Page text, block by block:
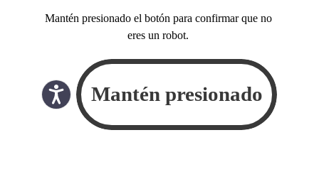
Mantén presionado el botón para confirmar que no
eres un robot.